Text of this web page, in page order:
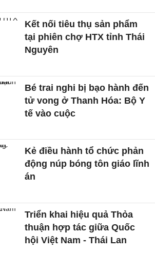
Kết nối tiêu thụ sản phẩm
tại phiên chợ HTX tỉnh Thái
Nguyên
Bé trai nghi bị bạo hành đến
tử vong ở Thanh Hóa: Bộ Y
tế vào cuộc
Kẻ điều hành tổ chức phản
động núp bóng tôn giáo lĩnh
án
Triển khai hiệu quả Thỏa
thuận hợp tác giữa Quốc
hội Việt Nam - Thái Lan